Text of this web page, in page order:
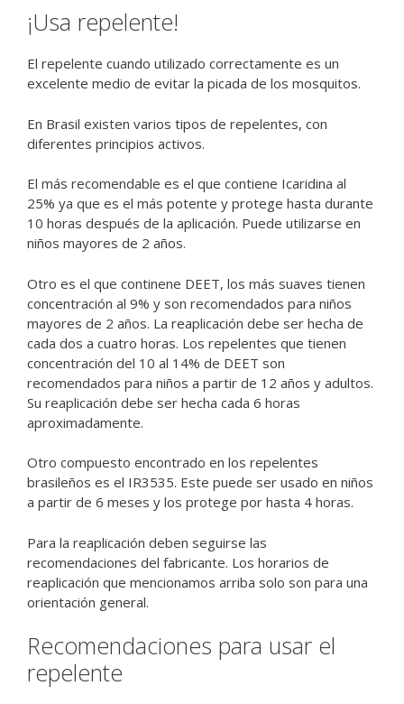
¡Usa repelente!
El repelente cuando utilizado correctamente es un
excelente medio de evitar la picada de los mosquitos.
En Brasil existen varios tipos de repelentes, con
diferentes principios activos.
El más recomendable es el que contiene Icaridina al
25% ya que es el más potente y protege hasta durante
10 horas después de la aplicación. Puede utilizarse en
niños mayores de 2 años.
Otro es el que continene DEET, los más suaves tienen
concentración al 9% y son recomendados para niños
mayores de 2 años. La reaplicación debe ser hecha de
cada dos a cuatro horas. Los repelentes que tienen
concentración del 10 al 14% de DEET son
recomendados para niños a partir de 12 años y adultos.
Su reaplicación debe ser hecha cada 6 horas
aproximadamente.
Otro compuesto encontrado en los repelentes
brasileños es el IR3535. Este puede ser usado en niños
a partir de 6 meses y los protege por hasta 4 horas.
Para la reaplicación deben seguirse las
recomendaciones del fabricante. Los horarios de
reaplicación que mencionamos arriba solo son para una
orientación general.
Recomendaciones para usar el
repelente